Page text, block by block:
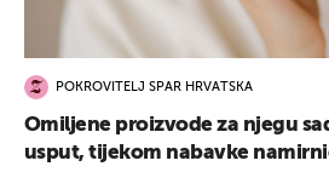
POKROVITELJ SPAR HRVATSKA
Omiljene proizvode za njegu
usput, tijekom nabavke